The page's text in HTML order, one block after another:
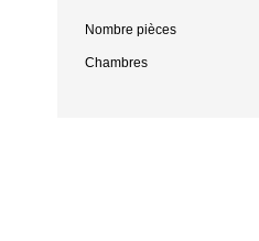
Nombre pièces
Chambres